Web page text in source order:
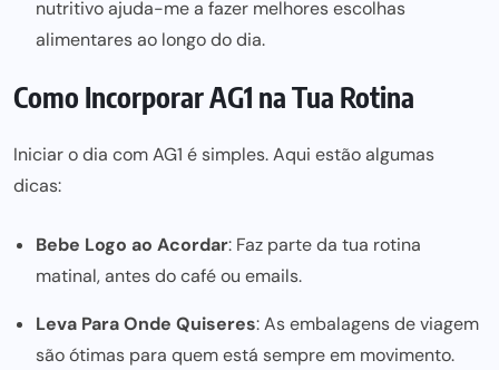
nutritivo ajuda-me a fazer melhores escolhas
alimentares ao longo do dia.
Como Incorporar AG1 na Tua Rotina
Iniciar o dia com AG1 é simples. Aqui estão algumas
dicas:
Bebe Logo ao Acordar: Faz parte da tua rotina
matinal, antes do café ou emails.
Leva Para Onde Quiseres: As embalagens de viagem
são ótimas para quem está sempre em movimento.